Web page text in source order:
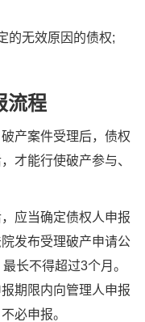
无效原因的债权;
程
产案件受理后，债权
才能行使破产参与、
应当确定债权人申报
发布受理破产申请公
长不得超过3个月。
期限内向管理人申报
必申报。